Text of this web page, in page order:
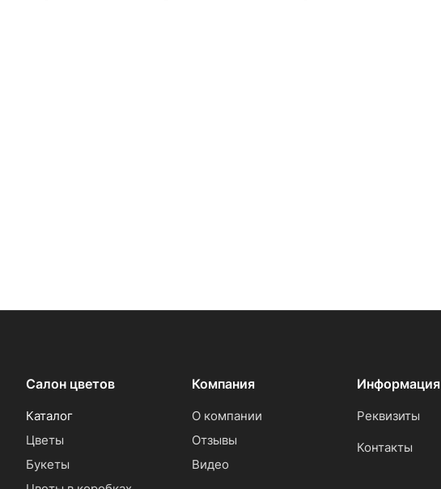
Салон цветов
Каталог
Цветы
Букеты
Компания
О компании
Отзывы
Видео
Информация
Реквизиты
Контакты